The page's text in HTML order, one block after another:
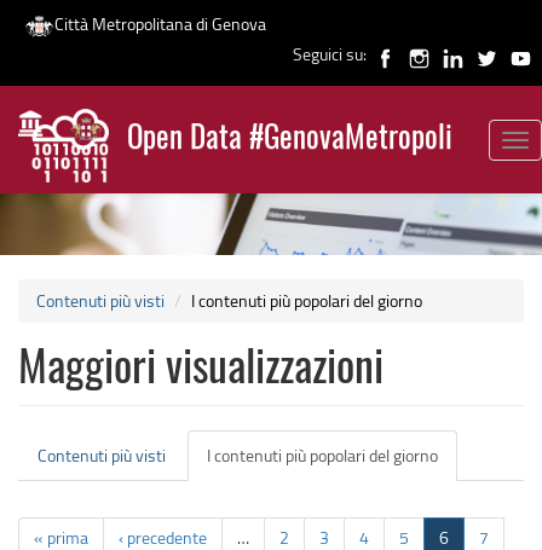
Salta
contenuto
principale
Città Metropolitana di Genova
Seguici su:
Open Data #GenovaMetropoli
News
Contenuti più visti I contenuti più popolari del giorno
Maggiori visualizzazioni
Schede
primarie
Contenuti più visti I contenuti più popolari del giorno
attiva)
« prima ‹ precedente … 2 3 4 5 6
7